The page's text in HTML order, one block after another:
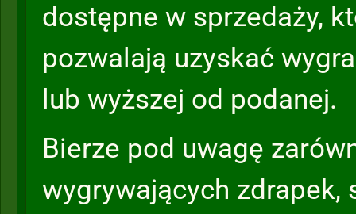
dostępne w sprzedaży,
pozwalają uzyskać
lub wyższej od podanej.
Bierze pod uwagę
wygrywających zdrapek,